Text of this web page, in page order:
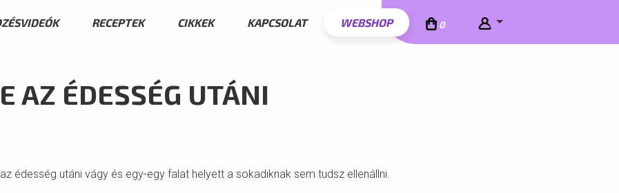
RECEPTEK CIKKEK KAPCSOLAT WEBSHOP 0
AZ ÉDESSÉG UTÁNI
édesség utáni vágy és egy-egy falat helyett a sokadiknak sem tudsz ellenállni.